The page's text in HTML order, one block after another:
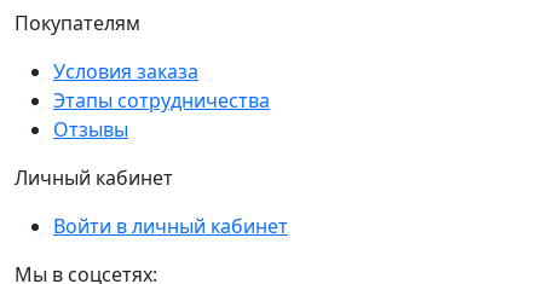
Покупателям
Условия заказа
Этапы сотрудничества
Отзывы
Личный кабинет
Войти в личный кабинет
Мы в соцсетях: